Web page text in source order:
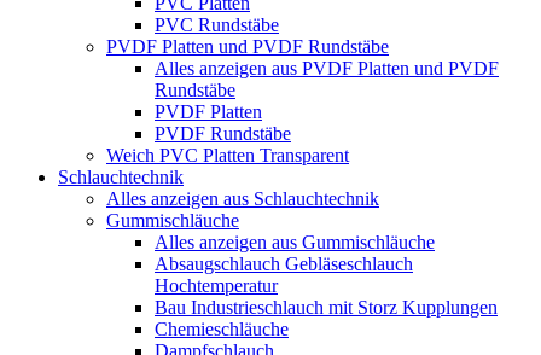
PVC Rundstäbe
PVDF Platten und PVDF Rundstäbe
Alles anzeigen aus PVDF Platten und PVDF
Rundstäbe
PVDF Platten
PVDF Rundstäbe
Weich PVC Platten Transparent
Schlauchtechnik
Alles anzeigen aus Schlauchtechnik
Gummischläuche
Alles anzeigen aus Gummischläuche
Absaugschlauch Gebläseschlauch
Hochtemperatur
Bau Industrieschlauch mit Storz Kupplungen
Chemieschläuche